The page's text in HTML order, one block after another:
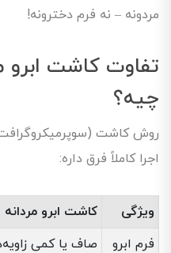
مردونه – نه فرم دخترونه!
تفاوت کاشت ابرو
چیه؟
روش کاشت (سوپرمیکروگرافت)
اجرا کاملاً فرق داره:
ویژگی کاشت ابرو مردانه
فرم ابرو
صاف یا کمی